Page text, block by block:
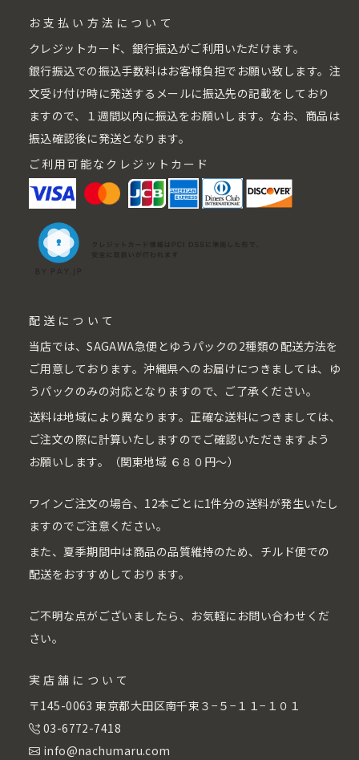
お支払い方法について
クレジットカード、銀行振込がご利用いただけます。
銀行振込での振込手数料はお客様負担でお願い致します。注
文受け付け時に発送するメールに振込先の記載をしており
ますので、１週間以内に振込をお願いします。なお、商品は
振込確認後に発送となります。
ご利用可能なクレジットカード
配送について
当店では、SAGAWA急便とゆうパックの2種類の配送方法を
ご用意しております。沖縄県へのお届けにつきましては、ゆ
うパックのみの対応となりますので、ご了承ください。
送料は地域により異なります。正確な送料につきましては、
ご注文の際に計算いたしますのでご確認いただきますよう
お願いします。（関東地域 ６８０円〜）
ワインご注文の場合、12本ごとに1件分の送料が発生いたし
ますのでご注意ください。
また、夏季期間中は商品の品質維持のため、チルド便での
配送をおすすめしております。
ご不明な点がございましたら、お気軽にお問い合わせくだ
さい。
実店舗について
〒145-0063 東京都大田区南千束３−５−１１−１０１
03-6772-7418
info@nachumaru.com